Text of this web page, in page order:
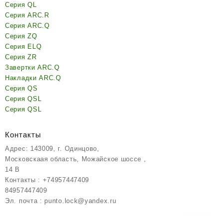
Серия QL
Серия ARC.R
Серия ARC.Q
Серия ZQ
Серия ELQ
Серия ZR
Завертки ARC.Q
Накладки ARC.Q
Серия QS
Серия QSL
Серия QSL
Контакты
Адрес: 143009, г. Одинцово,
Московскаая область, Можайское шоссе ,
14 В
Контакты : +74957447409
84957447409
Эл. почта : punto.lock@yandex.ru